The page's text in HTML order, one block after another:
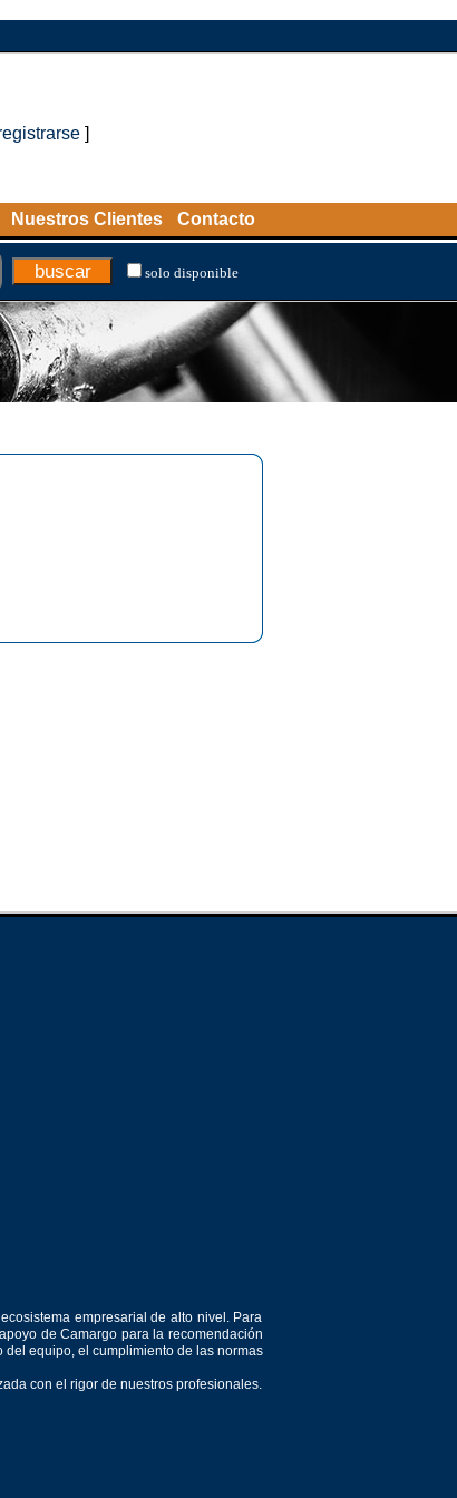
]
Nuestros Clientes Contacto
solo disponible
empresarial de alto nivel. Para
de Camargo para la recomendación
equipo, el cumplimiento de las normas
con el rigor de nuestros profesionales.